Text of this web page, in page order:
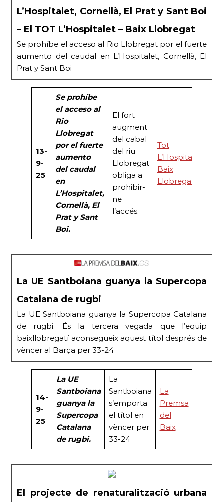
L’Hospitalet, Cornellà, El Prat y Sant Boi
– El TOT L’Hospitalet – Baix Llobregat
Se prohíbe el acceso al Rio Llobregat por el fuerte
aumento del caudal en L’Hospitalet, Cornellà, El
Prat y Sant Boi
13-
9-
25
Se prohíbe
el acceso al
Rio
Llobregat
por el fuerte
aumento
del caudal
en
L’Hospitalet,
Cornellà, El
Prat y Sant
Boi.
El fort
augment
del cabal
del riu
Llobregat
obliga a
prohibir-
ne
l’accés.
Tot
L’Hospitalet
Baix
Llobregat
La UE Santboiana guanya la Supercopa
Catalana de rugbi
La UE Santboiana guanya la Supercopa Catalana
de rugbi. És la tercera vegada que l’equip
baixllobregatí aconsegueix aquest títol després de
vèncer al Barça per 33-24
14-
9-
25
La UE
Santboiana
guanya la
Supercopa
Catalana
de rugbi.
La
Santboiana
s’emporta
el títol en
vèncer per
33-24
La
Premsa
del
Baix
El projecte de renaturalització urbana